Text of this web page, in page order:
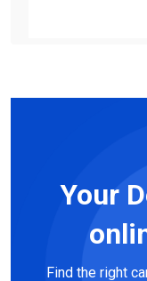
Your
Find the right